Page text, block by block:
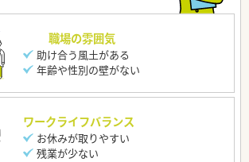
職場の雰囲気
助け合う風土がある
年齢や性別の壁がない
ワークライフバランス
お休みが取りやすい
残業が少ない